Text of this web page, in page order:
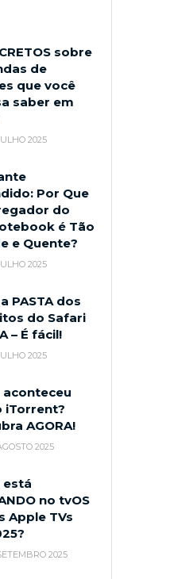
sobre
de
que você
saber em
2025
Por Que
do
é Tão
e Quente?
2025
PASTA dos
do Safari
– É fácil!
2025
aconteceu
iTorrent?
AGORA!
2025
está
no tvOS
Apple TVs
2025